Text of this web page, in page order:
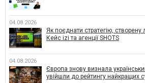
04.08.2026
Як поєднати стратегію, створену
Кейс izi та агенції SHOTS
04.08.2026
Європа знову визнала
увійшли до рейтингу найкращих